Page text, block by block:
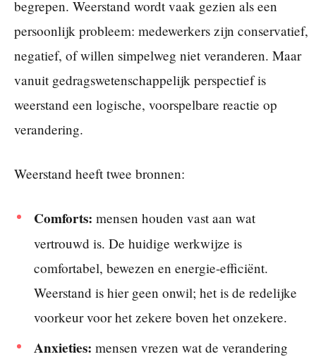
begrepen. Weerstand wordt vaak gezien als een
persoonlijk probleem: medewerkers zijn conservatief,
negatief, of willen simpelweg niet veranderen. Maar
vanuit gedragswetenschappelijk perspectief is
weerstand een logische, voorspelbare reactie op
verandering.
Weerstand heeft twee bronnen:
Comforts: mensen houden vast aan wat
vertrouwd is. De huidige werkwijze is
comfortabel, bewezen en energie-efficiënt.
Weerstand is hier geen onwil; het is de redelijke
voorkeur voor het zekere boven het onzekere.
Anxieties: mensen vrezen wat de verandering